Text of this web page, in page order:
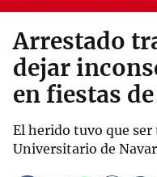
Arrestado
dejar
en fiestas
El herido tuvo que
Universitario de